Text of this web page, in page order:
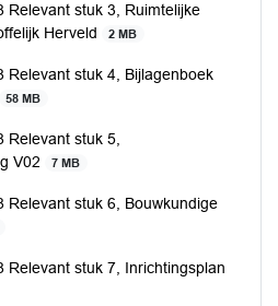
Relevant stuk 3, Ruimtelijke
Herveld
2 MB
Relevant stuk 4, Bijlagenboek
58 MB
Relevant stuk 5,
V02
7 MB
Relevant stuk 6, Bouwkundige
Relevant stuk 7, Inrichtingsplan